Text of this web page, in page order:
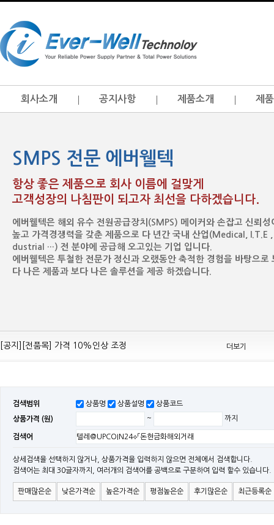
회사소개 공지사항 제품소개 제
SMPS 전문 에버웰텍
항상 좋은 제품으로 회사 이름에 걸맞게
고객성장의 나침판이 되고자 최선을 다하겠습니다.
에버웰텍은 해외 유수 전원공급장치(SMPS) 메이커와 손잡고 신뢰성
높고 가격경쟁력을 갖춘 제품으로 다 년간 국내 산업(Medical, I.T.E
dustrial …) 전 분야에 공급해 오고있는 기업 입니다.
에버웰텍은 투철한 전문가 정신과 오랬동안 축적한 경험을 바탕으로
다 나은 제품과 보다 나은 솔루션을 제공 하겠습니다.
[공지][Mean Well 제품 전품목] 10% 가격 인하 조정
[공지][전품목] 가격 10%인상 조정
[공지][민웰] 전품목 가격 조정의건
[민웰] RS 모델 출시
[공지]SMPS 저가형 [기획상품] 출시
[공지]12W~300W Medical Adapter"2017 NEW MODEL"[ADT] 출시
[공지][민웰] [민웰] 인버터 "정현파 / 유사 정현파" 시리즈 제품을 출시
[공지][민웰] LED 방수형 (CLG / CEN / HLG)시리즈 제품 출시
더보기
검색범위 상품명 상품설명 상품코드
상품가격 (원) ~ 까지
검색어
상세검색을 선택하지 않거나, 상품가격을 입력하지 않으면 전체에서 검색합니다.
검색어는 최대 30글자까지, 여러개의 검색어를 공백으로 구분하여 입력 할수 있습니다.
판매많은순 낮은가격순 높은가격순 평점높은순 후기많은순 최근등록순